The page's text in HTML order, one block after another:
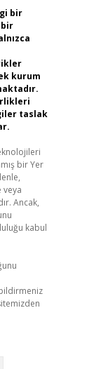
bir
kurum
taslak
bir Yer
Ancak,
kabul